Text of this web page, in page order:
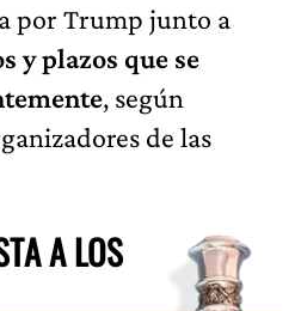
por Trump junto a
y plazos que se
, según
de las
A LOS